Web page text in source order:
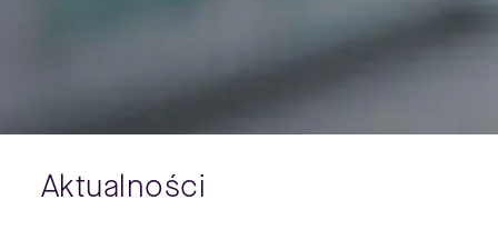
Aktualności